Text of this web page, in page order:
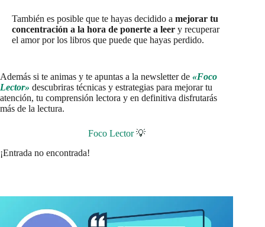
También es posible que te hayas decidido a mejorar tu
concentración a la hora de ponerte a leer y recuperar
el amor por los libros que puede que hayas perdido.
Además si te animas y te apuntas a la newsletter de «Foco
Lector» descubriras técnicas y estrategias para mejorar tu
atención, tu comprensión lectora y en definitiva disfrutarás
más de la lectura.
Foco Lector💡
¡Entrada no encontrada!